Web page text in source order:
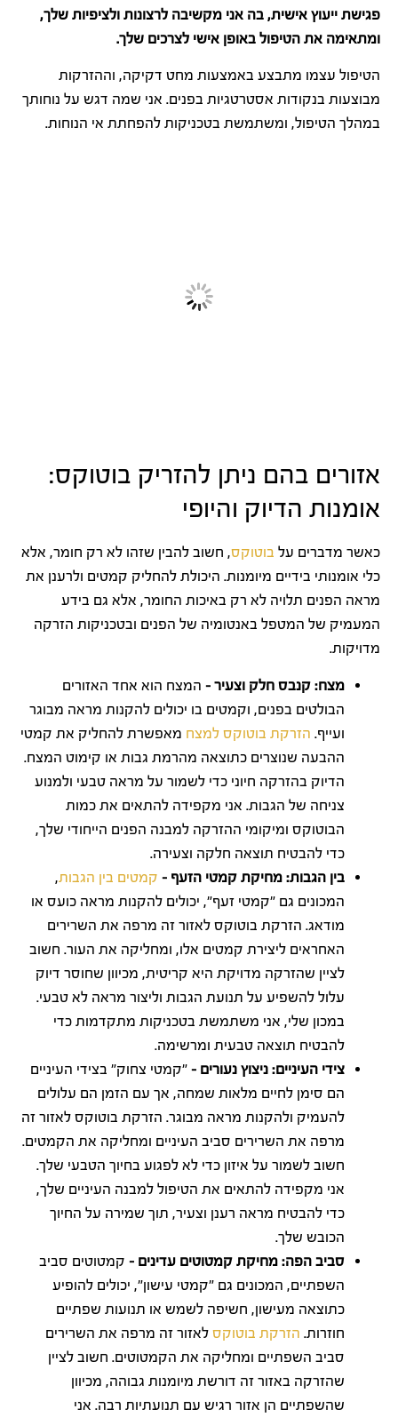
פגישת ייעוץ אישית, בה אני מקשיבה לרצונות ולציפיות שלך,
ומתאימה את הטיפול באופן אישי לצרכים שלך.
הטיפול עצמו מתבצע באמצעות מחט דקיקה, וההזרקות
מבוצעות בנקודות אסטרטגיות בפנים. אני שמה דגש על נוחותך
במהלך הטיפול, ומשתמשת בטכניקות להפחתת אי הנוחות.
אזורים בהם ניתן להזריק בוטוקס:
אומנות הדיוק והיופי
כאשר מדברים על בוטוקס, חשוב להבין שזהו לא רק חומר, אלא
כלי אומנותי בידיים מיומנות. היכולת להחליק קמטים ולרענן את
מראה הפנים תלויה לא רק באיכות החומר, אלא גם בידע
המעמיק של המטפל באנטומיה של הפנים ובטכניקות הזרקה
מדויקות.
מצח: קנבס חלק וצעיר – המצח הוא אחד האזורים
הבולטים בפנים, וקמטים בו יכולים להקנות מראה מבוגר
ועייף. הזרקת בוטוקס למצח מאפשרת להחליק את קמטי
ההבעה שנוצרים כתוצאה מהרמת גבות או קימוט המצח.
הדיוק בהזרקה חיוני כדי לשמור על מראה טבעי ולמנוע
צניחה של הגבות. אני מקפידה להתאים את כמות
הבוטוקס ומיקומי ההזרקה למבנה הפנים הייחודי שלך,
כדי להבטיח תוצאה חלקה וצעירה.
בין הגבות: מחיקת קמטי הזעף – קמטים בין הגבות,
המכונים גם "קמטי זעף", יכולים להקנות מראה כועס או
מודאג. הזרקת בוטוקס לאזור זה מרפה את השרירים
האחראים ליצירת קמטים אלו, ומחליקה את העור. חשוב
לציין שהזרקה מדויקת היא קריטית, מכיוון שחוסר דיוק
עלול להשפיע על תנועת הגבות וליצור מראה לא טבעי.
במכון שלי, אני משתמשת בטכניקות מתקדמות כדי
להבטיח תוצאה טבעית ומרשימה.
צידי העיניים: ניצוץ נעורים – "קמטי צחוק" בצידי העיניים
הם סימן לחיים מלאות שמחה, אך עם הזמן הם עלולים
להעמיק ולהקנות מראה מבוגר. הזרקת בוטוקס לאזור זה
מרפה את השרירים סביב העיניים ומחליקה את הקמטים.
חשוב לשמור על איזון כדי לא לפגוע בחיוך הטבעי שלך.
אני מקפידה להתאים את הטיפול למבנה העיניים שלך,
כדי להבטיח מראה רענן וצעיר, תוך שמירה על החיוך
הכובש שלך.
סביב הפה: מחיקת קמטוטים עדינים – קמטוטים סביב
השפתיים, המכונים גם "קמטי עישון", יכולים להופיע
כתוצאה מעישון, חשיפה לשמש או תנועות שפתיים
חוזרות. הזרקת בוטוקס לאזור זה מרפה את השרירים
סביב השפתיים ומחליקה את הקמטוטים. חשוב לציין
שהזרקה באזור זה דורשת מיומנות גבוהה, מכיוון
שהשפתיים הן אזור רגיש עם תנועתיות רבה. אני